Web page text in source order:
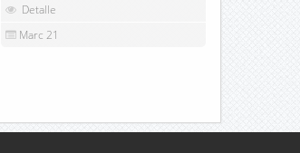
Detalle
Marc 21